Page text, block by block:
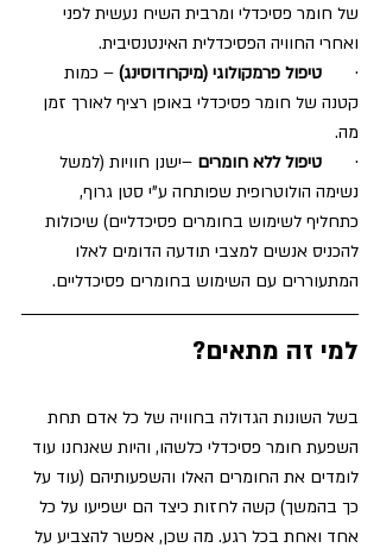
של חומר פסיכדלי ומרבית השיח נעשית לפני
ואחרי החוויה הפסיכדלית האינטנסיבית.
· טיפול פרמקולוגי (מיקרודוסינג) – כמות
קטנה של חומר פסיכדלי באופן רציף לאורך זמן
מה.
· טיפול ללא חומרים –ישנן חוויות (למשל
נשימה הולוטרופית שפותחה ע"י סטן גרוף,
כתחליף לשימוש בחומרים פסיכדליים) שיכולות
להכניס אנשים למצבי תודעה הדומים לאלו
המתעוררים עם השימוש בחומרים פסיכדליים.
למי זה מתאים?
בשל השונות הגדולה בחוויה של כל אדם תחת
השפעת חומר פסיכדלי כלשהו, והיות שאנחנו עוד
לומדים את החומרים האלו והשפעותיהם (עוד על
כך בהמשך) קשה לחזות כיצד הם ישפיעו על כל
אחד ואחת בכל רגע. מה שכן, אפשר להצביע על